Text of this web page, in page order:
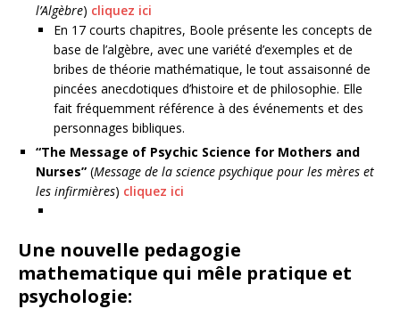
l’Algèbre) cliquez ici
En 17 courts chapitres, Boole présente les concepts de
base de l’algèbre, avec une variété d’exemples et de
bribes de théorie mathématique, le tout assaisonné de
pincées anecdotiques d’histoire et de philosophie. Elle
fait fréquemment référence à des événements et des
personnages bibliques.
“The Message of Psychic Science for Mothers and
Nurses” (Message de la science psychique pour les mères et
les infirmières) cliquez ici
Une nouvelle pedagogie
mathematique qui mêle pratique et
psychologie: